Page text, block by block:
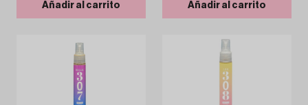
Añadir al carrito Añadir al carrito